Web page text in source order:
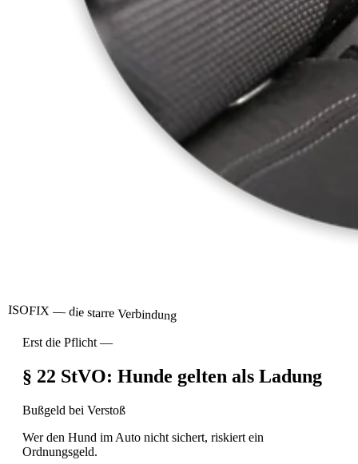
ISOFIX — die starre Verbindung
Erst die Pflicht —
§ 22 StVO: Hunde gelten als Ladung
Bußgeld bei Verstoß
Wer den Hund im Auto nicht sichert, riskiert ein
Ordnungsgeld.